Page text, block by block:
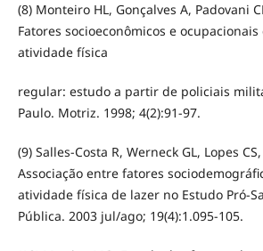
(8) Monteiro HL, Gonçalves A, Padovani
Fatores socioeconômicos e
atividade física
regular: estudo a partir de policiais
Paulo. Motriz. 1998; 4(2):91-97.
(9) Salles-Costa R, Werneck GL, Lopes
Associação entre fatores
atividade física de lazer no Estudo Pró-
Pública. 2003 jul/ago; 19(4):1.095-105.